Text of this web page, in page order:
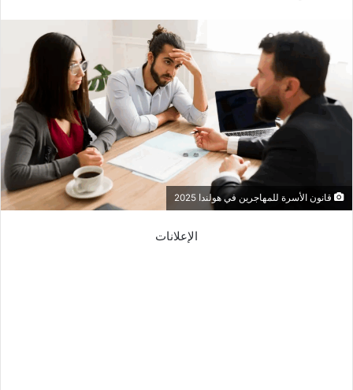
قانون الأسرة للمهاجرين في هولندا 2025
الإعلانات